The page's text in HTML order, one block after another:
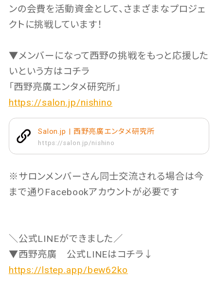
ンの会費を活動資金として、さまざまなプロジェ
クトに挑戦しています！
▼メンバーになって西野の挑戦をもっと応援した
いという方はコチラ
「西野亮廣エンタメ研究所」
https://salon.jp/nishino
Salon.jp | 西野亮廣エンタメ研究所
https://salon.jp/nishino
※サロンメンバーさん同士交流される場合は今
まで通りFacebookアカウントが必要です
＼公式LINEができました／
▼西野亮廣 公式LINEはコチラ↓
https://lstep.app/bew62ko